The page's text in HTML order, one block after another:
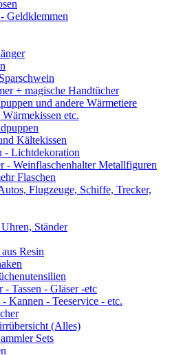
Geldklemmen
+ magische Handtücher
und andere Wärmetiere
etc.
Kältekissen
- Lichtdekoration
- Weinflaschenhalter Metallfiguren
Flaschen
Flugzeuge, Schiffe, Trecker,
Ständer
Resin
- Tassen - Gläser -etc
- Kannen - Teeservice - etc.
(Alles)
Sets